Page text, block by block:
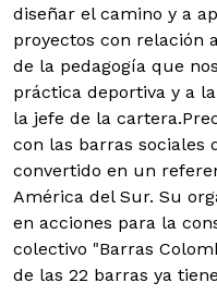
diseñar el camino y a
proyectos con relación
de la pedagogía que
práctica deportiva y a
la jefe de la
con las barras sociales
convertido en un
América del Sur. Su
en acciones para la
colectivo "Barras
de las 22 barras ya